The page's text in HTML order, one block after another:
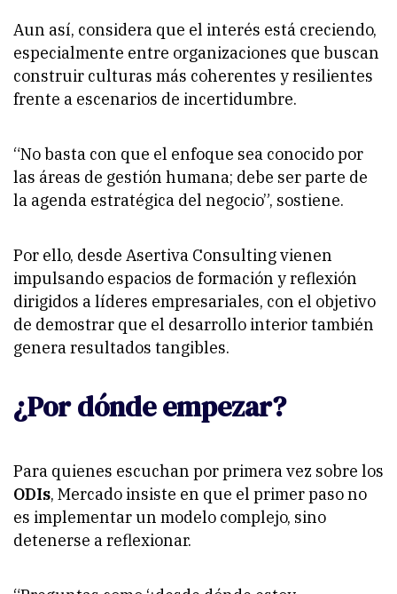
Aun así, considera que el interés está creciendo,
especialmente entre organizaciones que buscan
construir culturas más coherentes y resilientes
frente a escenarios de incertidumbre.
“No basta con que el enfoque sea conocido por
las áreas de gestión humana; debe ser parte de
la agenda estratégica del negocio”, sostiene.
Por ello, desde Asertiva Consulting vienen
impulsando espacios de formación y reflexión
dirigidos a líderes empresariales, con el objetivo
de demostrar que el desarrollo interior también
genera resultados tangibles.
¿Por dónde empezar?
Para quienes escuchan por primera vez sobre los
ODIs, Mercado insiste en que el primer paso no
es implementar un modelo complejo, sino
detenerse a reflexionar.